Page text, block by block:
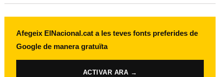
Afegeix ElNacional.cat a les teves fonts preferides de
Google de manera gratuïta
ACTIVAR ARA →